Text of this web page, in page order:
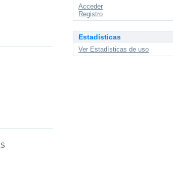
Acceder
Registro
Estadísticas
Ver Estadísticas de uso